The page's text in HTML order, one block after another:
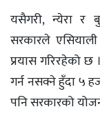
यसैगरी, न्येरा र
सरकारले
प्रयास गरिरहेको छ
गर्न नसक्ने हुँदा ५
पनि सरकारको